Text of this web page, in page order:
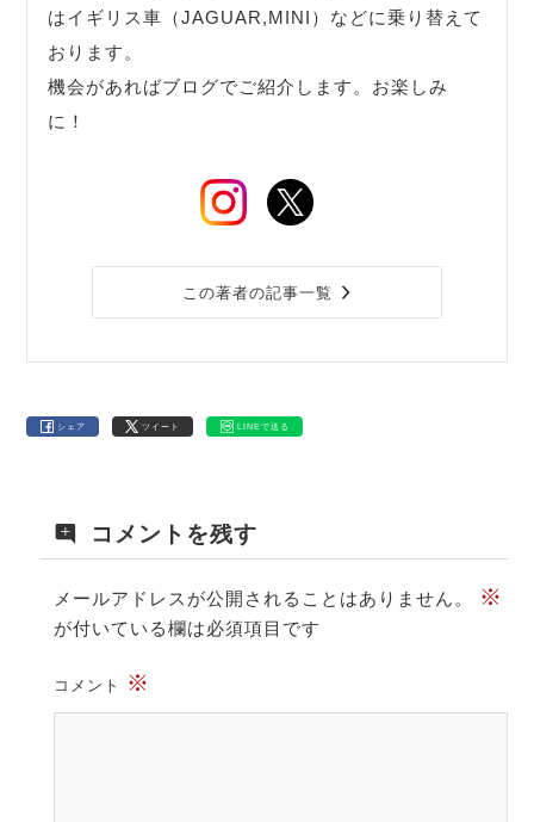
はイギリス車（JAGUAR,MINI）などに乗り替えて
おります。
機会があればブログでご紹介します。お楽しみ
に！
この著者の記事一覧
シェア ツイート LINEで送る
コメントを残す
メールアドレスが公開されることはありません。 ※
が付いている欄は必須項目です
コメント ※